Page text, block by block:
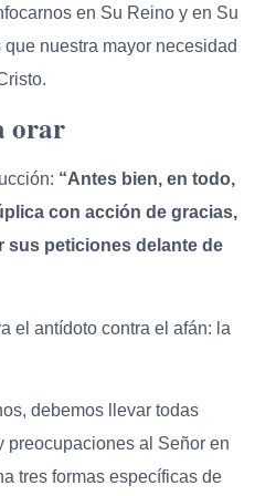
en Su Reino y en Su
nuestra mayor necesidad
orar
“Antes bien, en todo,
con acción de gracias,
sus peticiones delante de
el antídoto contra el afán: la
debemos llevar todas
preocupaciones al Señor en
tres formas específicas de